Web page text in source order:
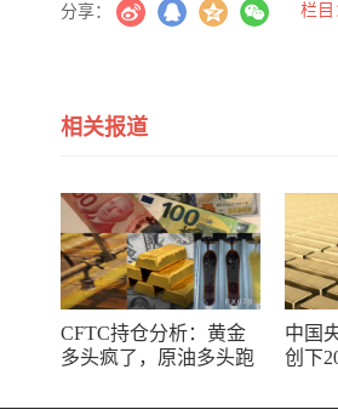
分享： 栏目
相关报道
CFTC持仓分析：黄金
多头疯了，原油多头跑
中国
创下